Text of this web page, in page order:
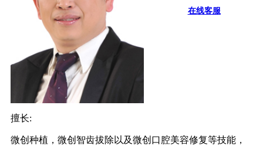
在线客服
擅长:
微创种植，微创智齿拔除以及微创口腔美容修复等技能，